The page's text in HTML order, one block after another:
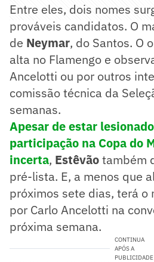
Entre eles, dois nomes
prováveis candidatos. O
de Neymar, do Santos. O
alta no Flamengo e
Ancelotti ou por outros
comissão técnica da
semanas.
Apesar de estar
participação na Copa do
incerta, Estêvãotambém
pré-lista. E, a menos que
próximos sete dias, terá o
por Carlo Ancelotti na
próxima semana.
CONTINUA
APÓS A
PUBLICIDADE